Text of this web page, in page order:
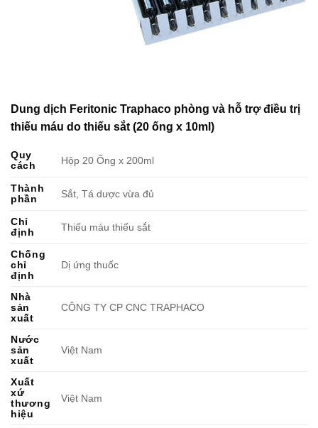
Dung dịch Feritonic Traphaco phòng và hỗ trợ điều trị
thiếu máu do thiếu sắt (20 ống x 10ml)
Quy
cách
Hộp 20 Ống x 200ml
Thành
phần
Sắt, Tá dược vừa đủ
Chỉ
định
Thiếu máu thiếu sắt
Chống
chỉ
định
Dị ứng thuốc
Nhà
sản
xuất
CÔNG TY CP CNC TRAPHACO
Nước
sản
xuất
Việt Nam
Xuất
xứ
thương
hiệu
Việt Nam